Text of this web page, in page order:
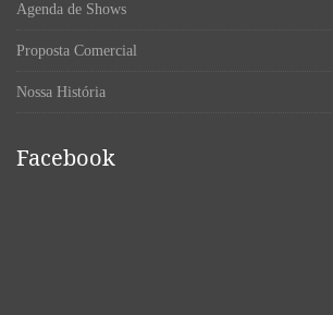
Agenda de Shows
Proposta Comercial
Nossa História
Facebook